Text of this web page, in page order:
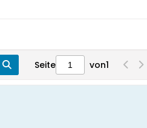
Seite von1